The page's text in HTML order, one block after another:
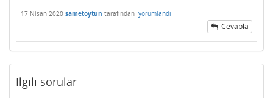
17 Nisan 2020 sametoytun tarafından yorumlandı
Cevapla
İlgili sorular